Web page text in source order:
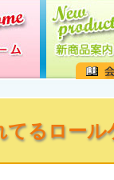
てるロール